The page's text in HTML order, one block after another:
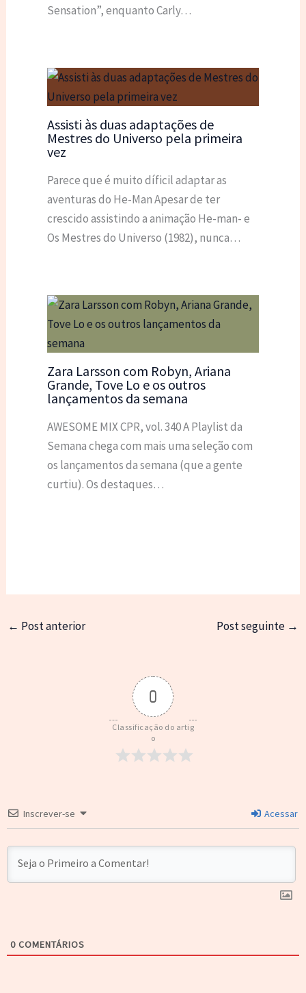
Sensation”, enquanto Carly…
Assisti às duas adaptações de
Mestres do Universo pela primeira
vez
Parece que é muito díficil adaptar as
aventuras do He-Man Apesar de ter
crescido assistindo a animação He-man- e
Os Mestres do Universo (1982), nunca…
Zara Larsson com Robyn, Ariana
Grande, Tove Lo e os outros
lançamentos da semana
AWESOME MIX CPR, vol. 340 A Playlist da
Semana chega com mais uma seleção com
os lançamentos da semana (que a gente
curtiu). Os destaques…
← Post anterior Post seguinte →
0
Classificação do artig
o
Inscrever-se Acessar
0 COMENTÁRIOS